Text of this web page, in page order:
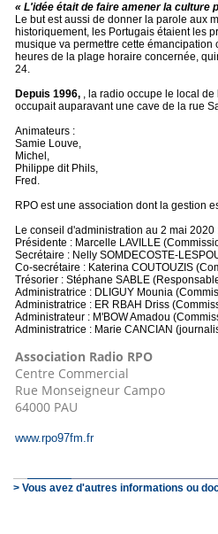
« L'idée était de faire amener la culture
Le but est aussi de donner la parole aux
historiquement, les Portugais étaient les
musique va permettre cette
heures de la plage horaire concernée,
24.
Depuis 1996, , la radio occupe le local
occupait auparavant une cave de la rue
Animateurs :
Samie Louve,
Michel,
Philippe dit Phils,
Fred.
RPO est une association dont la gestion
Le conseil d'administration au 2 mai 2020
Présidente : Marcelle LAVILLE
Secrétaire : Nelly SOMDECOSTE-
Co-secrétaire : Katerina COUTOUZIS
Trésorier : Stéphane SABLE
Administratrice : DLIGUY Mounia
Administratrice : ER RBAH Driss
Administrateur : M'BOW Amadou
Administratrice : Marie CANCIAN
Association Radio RPO
Centre Commercial
Rue Monseigneur Campo
64000 PAU
www.rpo97fm.fr
> Vous avez d'autres informations ou